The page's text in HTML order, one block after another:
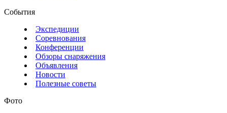
События
Экспедиции
Соревнования
Конференции
Обзоры снаряжения
Объявления
Новости
Полезные советы
Фото